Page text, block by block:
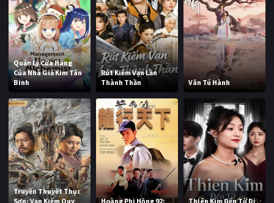
Quản Lý Cửa Hàng
Của Nhà Giả Kim Tân
Binh
Rút Kiếm Vạn Lần
Thành Thần
Vân Tú Hành
Truyền Thuyết Thục
Sơn: Vạn Kiếm Quy
Hoàng Phi Hồng 92:
Thiên Kim Đến Từ Dị